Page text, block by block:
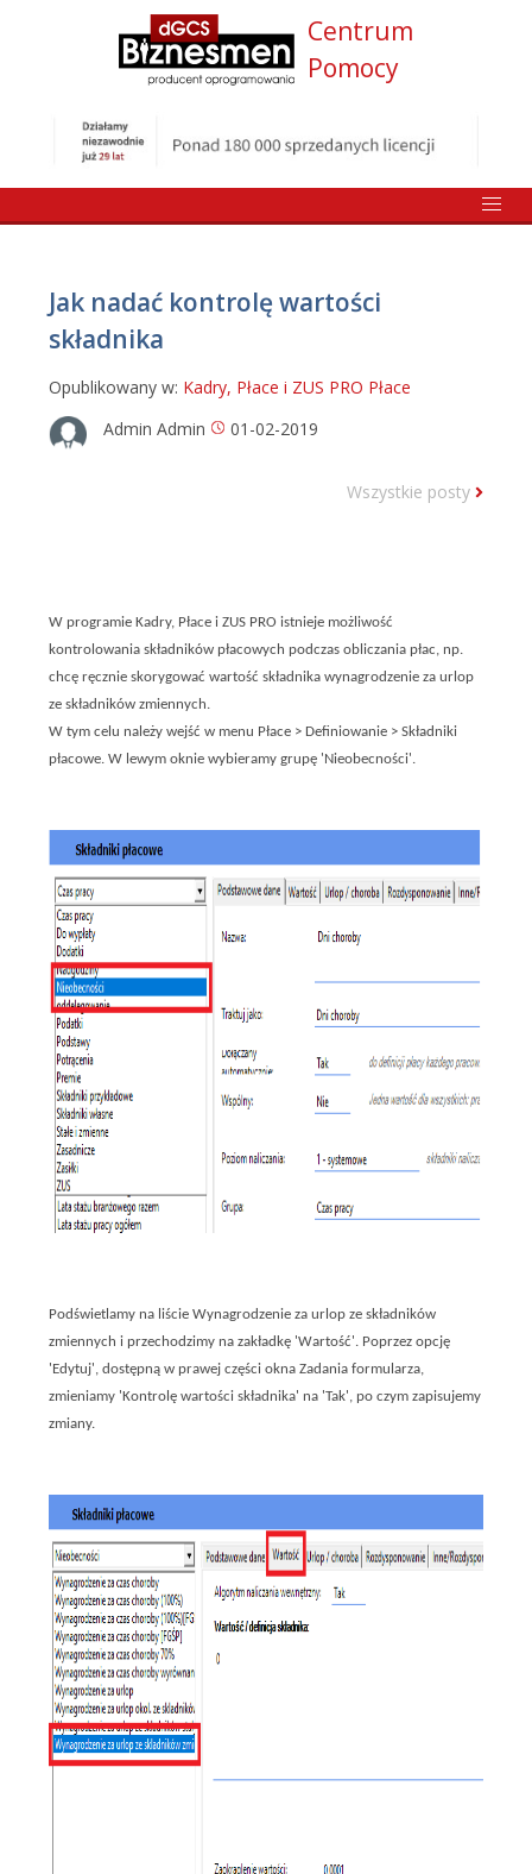
Centrum
Pomocy
Jak nadać kontrolę wartości
składnika
Opublikowany w: Kadry, Płace i ZUS PRO Płace
Admin Admin
01-02-2019
Wszystkie posty
W programie Kadry, Płace i ZUS PRO istnieje możliwość
kontrolowania składników płacowych podczas obliczania płac, np.
chcę ręcznie skorygować wartość składnika wynagrodzenie za urlop
ze składników zmiennych.
W tym celu należy wejść w menu Płace > Definiowanie > Składniki
płacowe. W lewym oknie wybieramy grupę 'Nieobecności'.
Podświetlamy na liście Wynagrodzenie za urlop ze składników
zmiennych i przechodzimy na zakładkę 'Wartość'. Poprzez opcję
'Edytuj', dostępną w prawej części okna Zadania formularza,
zmieniamy 'Kontrolę wartości składnika' na 'Tak', po czym zapisujemy
zmiany.